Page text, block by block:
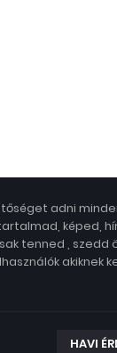
adni
képed,
tenned , szedd
akiknek
HAVI